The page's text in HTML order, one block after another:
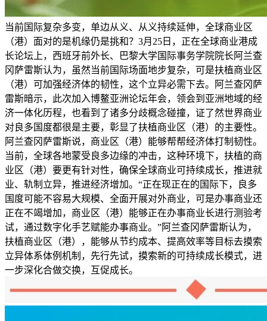
当前国际复杂多变，单边从义、从义持续延伸，全球商业区
（港）面对的是机缘仍是挑和？3月25日，正在全球商业港成
长论坛上，西班牙前外长、巴黎大学国际事务学院院长阿兰查
冈萨雷斯认为，虽然当前国际场面地步复杂，可是扶植商业区
（港）可加强经济体的韧性，这个立异必需下去。阿兰查冈萨
雷斯暗示，此次加入博鳌亚洲论坛年会，领会到亚洲地域的经
济一体化历程，也看到了诸多分歧概念碰撞，证了然世界商业
对良多国度都很是主要，彰显了扶植商业区（港）的主要性。
阿兰查冈萨雷斯说，商业区（港）能够帮帮经济体打制韧性。
当前，全球各地蒙受良多边缘的冲击，这种环境下，扶植的商
业区（港）要更有针对性，确保全球商业可持续成长，推进就
业、轨制立异，推进经济增加。“正在现正在的国际下，良多
国度可能不容易大规模、全面开展对外商业，可是办事商业还
正在不竭增加，商业区（港）能够正在办事商业长进行测验考
试，通过数字化手艺赋能办事商业。”阿兰查冈萨雷斯认为，
扶植商业区（港），能够从节约成本、提高效率等目标去摸索
立异体系体例机制，先行先试，摸索新的可持续成长模式，进
一步深化合做交换，互促成长。